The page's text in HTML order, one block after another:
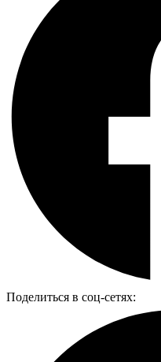
Поделиться в соц-сетях: